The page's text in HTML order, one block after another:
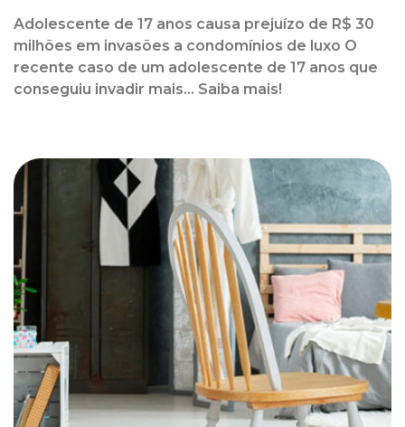
Adolescente de 17 anos causa prejuízo de R$ 30
milhões em invasões a condomínios de luxo O
recente caso de um adolescente de 17 anos que
conseguiu invadir mais... Saiba mais!